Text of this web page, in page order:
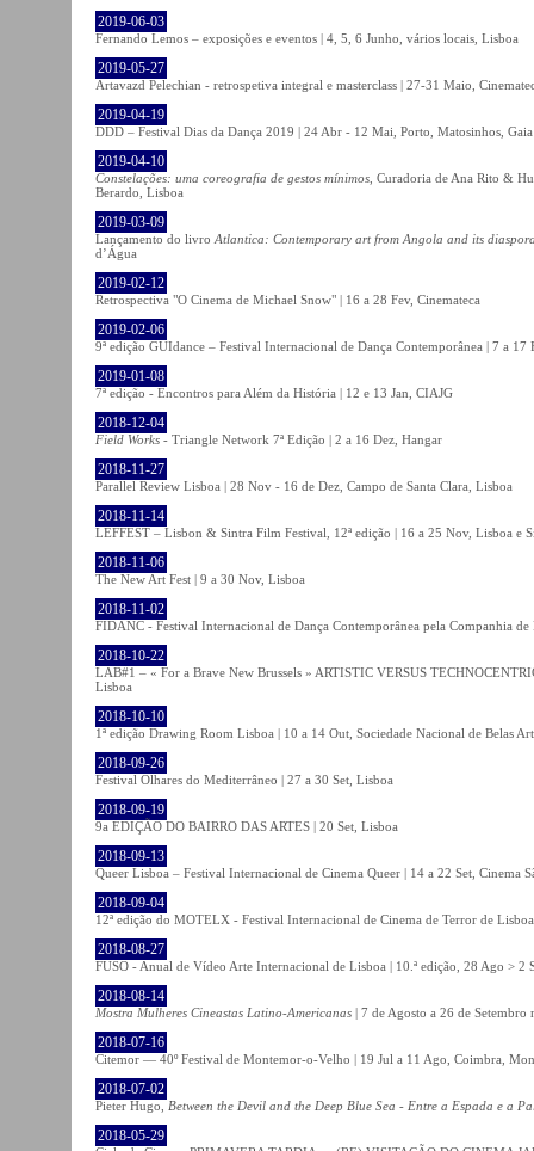
2019-06-03
Fernando Lemos – exposições e eventos | 4, 5, 6 Junho, vários locais, Lisboa
2019-05-27
Artavazd Pelechian - retrospetiva integral e masterclass | 27-31 Maio,
2019-04-19
DDD – Festival Dias da Dança 2019 | 24 Abr - 12 Mai, Porto, Matosinhos, Gaia
2019-04-10
Constelações: uma coreografia de gestos mínimos , Curadoria de Ana Rito &
Berardo, Lisboa
2019-03-09
Lançamento do livro Atlantica: Contemporary art from Angola and its
d’Água
2019-02-12
Retrospectiva "O Cinema de Michael Snow" | 16 a 28 Fev, Cinemateca
2019-02-06
9ª edição GUIdance – Festival Internacional de Dança Contemporânea | 7 a 17
2019-01-08
7ª edição - Encontros para Além da História | 12 e 13 Jan, CIAJG
2018-12-04
Field Works - Triangle Network 7ª Edição | 2 a 16 Dez, Hangar
2018-11-27
Parallel Review Lisboa | 28 Nov - 16 de Dez, Campo de Santa Clara, Lisboa
2018-11-14
LEFFEST – Lisbon & Sintra Film Festival, 12ª edição | 16 a 25 Nov, Lisboa e
2018-11-06
The New Art Fest | 9 a 30 Nov, Lisboa
2018-11-02
FIDANC - Festival Internacional de Dança Contemporânea pela Companhia
2018-10-22
LAB#1 – « For a Brave New Brussels » ARTISTIC VERSUS
Lisboa
2018-10-10
1ª edição Drawing Room Lisboa | 10 a 14 Out, Sociedade Nacional de Belas
2018-09-26
Festival Olhares do Mediterrâneo | 27 a 30 Set, Lisboa
2018-09-19
9a EDIÇÃO DO BAIRRO DAS ARTES | 20 Set, Lisboa
2018-09-13
Queer Lisboa – Festival Internacional de Cinema Queer | 14 a 22 Set, Cinema
2018-09-04
12ª edição do MOTELX - Festival Internacional de Cinema de Terror de
2018-08-27
FUSO - Anual de Vídeo Arte Internacional de Lisboa | 10.ª edição, 28 Ago > 2
2018-08-14
Mostra Mulheres Cineastas Latino-Americanas | 7 de Agosto a 26 de Setembro
2018-07-16
Citemor — 40º Festival de Montemor-o-Velho | 19 Jul a 11 Ago, Coimbra,
2018-07-02
Pieter Hugo, Between the Devil and the Deep Blue Sea - Entre a Espada e a
2018-05-29